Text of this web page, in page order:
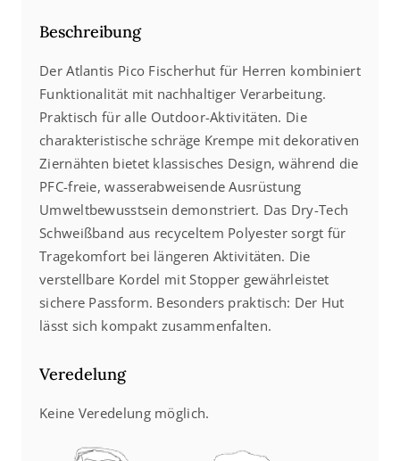
Beschreibung
Der Atlantis Pico Fischerhut für Herren kombiniert
Funktionalität mit nachhaltiger Verarbeitung.
Praktisch für alle Outdoor-Aktivitäten. Die
charakteristische schräge Krempe mit dekorativen
Ziernähten bietet klassisches Design, während die
PFC-freie, wasserabweisende Ausrüstung
Umweltbewusstsein demonstriert. Das Dry-Tech
Schweißband aus recyceltem Polyester sorgt für
Tragekomfort bei längeren Aktivitäten. Die
verstellbare Kordel mit Stopper gewährleistet
sichere Passform. Besonders praktisch: Der Hut
lässt sich kompakt zusammenfalten.
Veredelung
Keine Veredelung möglich.